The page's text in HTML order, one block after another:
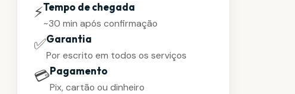
⚡Tempo de chegada
~30 min após confirmação
✅Garantia
Por escrito em todos os serviços
💳Pagamento
Pix, cartão ou dinheiro